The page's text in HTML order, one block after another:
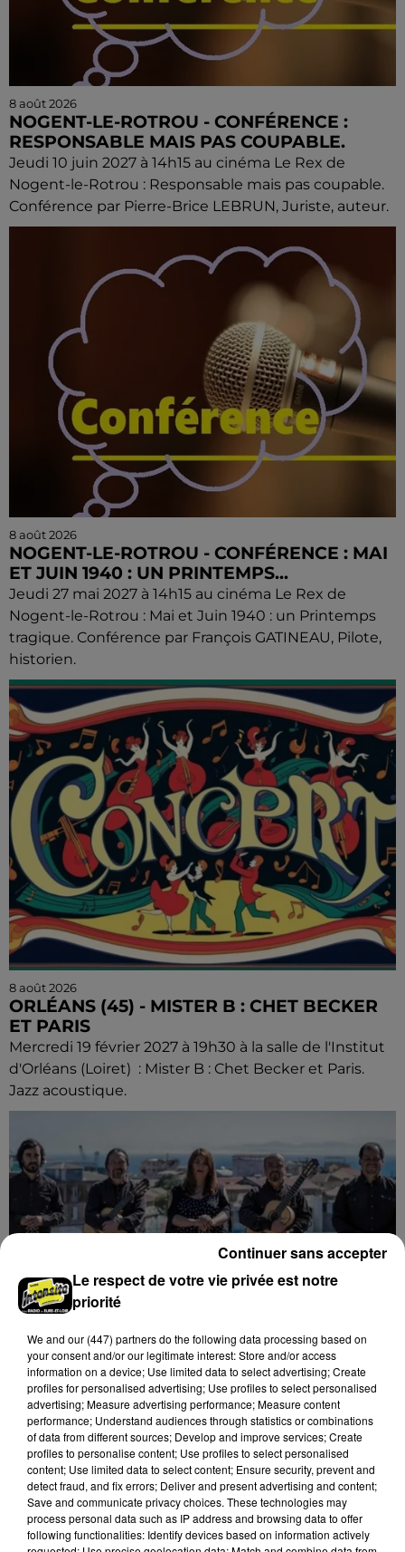
8 août 2026
NOGENT-LE-ROTROU - CONFÉRENCE :
RESPONSABLE MAIS PAS COUPABLE.
Jeudi 10 juin 2027 à 14h15 au cinéma Le Rex de
Nogent-le-Rotrou : Responsable mais pas coupable.
Conférence par Pierre-Brice LEBRUN, Juriste, auteur.
8 août 2026
NOGENT-LE-ROTROU - CONFÉRENCE : MAI
ET JUIN 1940 : UN PRINTEMPS...
Jeudi 27 mai 2027 à 14h15 au cinéma Le Rex de
Nogent-le-Rotrou : Mai et Juin 1940 : un Printemps
tragique. Conférence par François GATINEAU, Pilote,
historien.
8 août 2026
ORLÉANS (45) - MISTER B : CHET BECKER
ET PARIS
Mercredi 19 février 2027 à 19h30 à la salle de l'Institut
d'Orléans (Loiret) : Mister B : Chet Becker et Paris.
Jazz acoustique.
8 août 2026
ORLÉANS (45) - CONSORT GUITARISSITICO
DE CHILE
Mercredi 10 février 2027 à 19h30 à la salle de l'Institut
d'Orléans (Loiret) : Consort Guitarissitico de Chile.
Concert de guitares. Entrée libre.
Le respect de votre vie privée est notre
priorité
We and our (447) partnersdo the following data processing based on
your consent and/or our legitimate interest: Store and/or access
information on a device; Use limited data to select advertising; Create
profiles for personalised advertising; Use profiles to select personalised
advertising; Measure advertising performance; Measure content
performance; Understand audiences through statistics or combinations
of data from different sources; Develop and improve services; Create
profiles to personalise content; Use profiles to select personalised
content; Use limited data to select content; Ensure security, prevent and
detect fraud, and fix errors; Deliver and present advertising and content;
Save and communicate privacy choices. These technologies may
process personal data such as IP address and browsing data to offer
following functionalities: Identify devices based on information actively
Continuer sans accepter